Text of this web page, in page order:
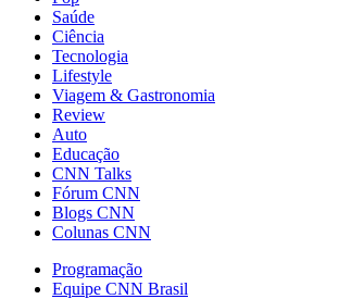
Saúde
Ciência
Tecnologia
Lifestyle
Viagem & Gastronomia
Review
Auto
Educação
CNN Talks
Fórum CNN
Blogs CNN
Colunas CNN
Programação
Equipe CNN Brasil